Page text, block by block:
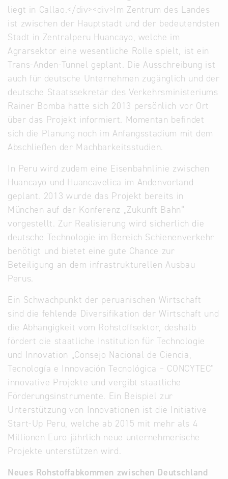
liegt in Callao.</div><div>Im Zentrum des Landes
ist zwischen der Hauptstadt und der bedeutendsten
Stadt in Zentralperu Huancayo, welche im
Agrarsektor eine wesentliche Rolle spielt, ist ein
Trans-Anden-Tunnel geplant. Die Ausschreibung ist
auch für deutsche Unternehmen zugänglich und der
deutsche Staatssekretär des Verkehrsministeriums
Rainer Bomba hatte sich 2013 persönlich vor Ort
über das Projekt informiert. Momentan befindet
sich die Planung noch im Anfangsstadium mit dem
Abschließen der Machbarkeitsstudien.
In Peru wird zudem eine Eisenbahnlinie zwischen
Huancayo und Huancavelica im Andenvorland
geplant. 2013 wurde das Projekt bereits in
München auf der Konferenz „Zukunft Bahn“
vorgestellt. Zur Realisierung wird sicherlich die
deutsche Technologie im Bereich Schienenverkehr
benötigt und bietet eine gute Chance zur
Beteiligung an dem infrastrukturellen Ausbau
Perus.
Ein Schwachpunkt der peruanischen Wirtschaft
sind die fehlende Diversifikation der Wirtschaft und
die Abhängigkeit vom Rohstoffsektor, deshalb
fördert die staatliche Institution für Technologie
und Innovation „Consejo Nacional de Ciencia,
Tecnología e Innovación Tecnológica – CONCYTEC”
innovative Projekte und vergibt staatliche
Förderungsinstrumente. Ein Beispiel zur
Unterstützung von Innovationen ist die Initiative
Start-Up Peru, welche ab 2015 mit mehr als 4
Millionen Euro jährlich neue unternehmerische
Projekte unterstützen wird.
Neues Rohstoffabkommen zwischen Deutschland